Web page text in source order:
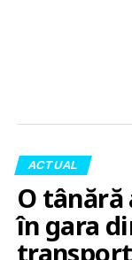
ACTUAL
O
în gara